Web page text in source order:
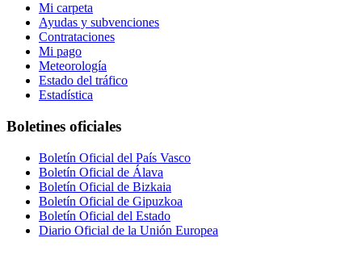
Mi carpeta
Ayudas y subvenciones
Contrataciones
Mi pago
Meteorología
Estado del tráfico
Estadística
Boletines oficiales
Boletín Oficial del País Vasco
Boletín Oficial de Álava
Boletín Oficial de Bizkaia
Boletín Oficial de Gipuzkoa
Boletín Oficial del Estado
Diario Oficial de la Unión Europea